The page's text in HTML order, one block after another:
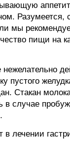
Разумеется,
мы
пищи на
пустого
Стакан
в случае
в лечении